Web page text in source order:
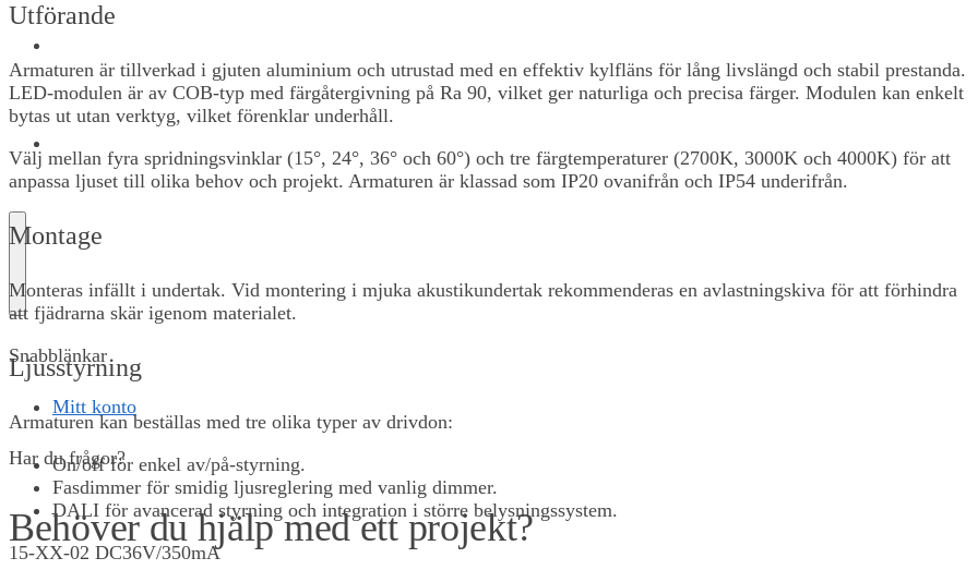
Snabblänkar
Mitt konto
Har du frågor?
Behöver du hjälp med ett projekt?
Utförande
Armaturen är tillverkad i gjuten aluminium och utrustad med en effektiv kylfläns för lång livslängd och stabil prestanda.
LED-modulen är av COB-typ med färgåtergivning på Ra 90, vilket ger naturliga och precisa färger. Modulen kan enkelt
bytas ut utan verktyg, vilket förenklar underhåll.
Välj mellan fyra spridningsvinklar (15°, 24°, 36° och 60°) och tre färgtemperaturer (2700K, 3000K och 4000K) för att
anpassa ljuset till olika behov och projekt. Armaturen är klassad som IP20 ovanifrån och IP54 underifrån.
Montage
Monteras infällt i undertak. Vid montering i mjuka akustikundertak rekommenderas en avlastningskiva för att förhindra
att fjädrarna skär igenom materialet.
Ljusstyrning
Armaturen kan beställas med tre olika typer av drivdon:
On/off för enkel av/på-styrning.
Fasdimmer för smidig ljusreglering med vanlig dimmer.
DALI för avancerad styrning och integration i större belysningssystem.
15-XX-02 DC36V/350mA